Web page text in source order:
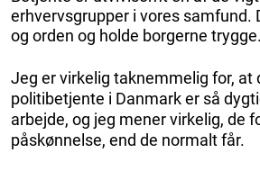
erhvervsgrupper i vores samfund.
og orden og holde borgerne trygge.
Jeg er virkelig taknemmelig for, at
politibetjente i Danmark er så
arbejde, og jeg mener virkelig, de
påskønnelse, end de normalt får.